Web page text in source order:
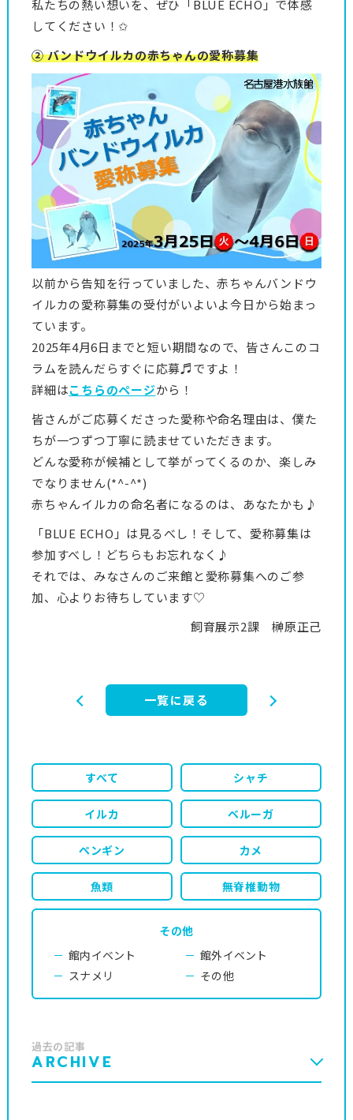
私たちの熱い想いを、ぜひ「BLUE ECHO」で体感
してください！✩
② バンドウイルカの赤ちゃんの愛称募集
以前から告知を行っていました、赤ちゃんバンドウ
イルカの愛称募集の受付がいよいよ今日から始まっ
ています。
2025年4月6日までと短い期間なので、皆さんこのコ
ラムを読んだらすぐに応募♬ですよ！
詳細はこちらのページから！
皆さんがご応募くださった愛称や命名理由は、僕た
ちが一つずつ丁寧に読ませていただきます。
どんな愛称が候補として挙がってくるのか、楽しみ
でなりません(*^-^*)
赤ちゃんイルカの命名者になるのは、あなたかも♪
「BLUE ECHO」は見るべし！そして、愛称募集は
参加すべし！どちらもお忘れなく♪
それでは、みなさんのご来館と愛称募集へのご参
加、心よりお待ちしています♡
飼育展示2課 榊原正己
一覧に戻る
すべて シャチ
イルカ ベルーガ
ペンギン カメ
魚類 無脊椎動物
その他
館内イベント
館外イベント
スナメリ
その他
過去の記事
ARCHIVE